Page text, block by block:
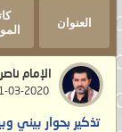
العنوان
الإمام
تذكير بحوار بيني